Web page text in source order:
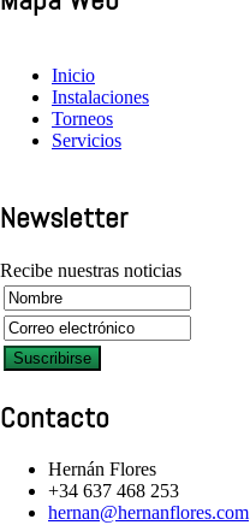
Inicio
Instalaciones
Torneos
Servicios
Newsletter
Recibe nuestras noticias
Contacto
Hernán Flores
+34 637 468 253
hernan@hernanflores.com